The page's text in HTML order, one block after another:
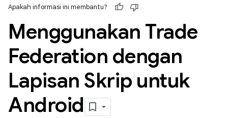
Apakah informasi ini membantu?
Menggunakan Trade
Federation dengan
Lapisan Skrip untuk
Android